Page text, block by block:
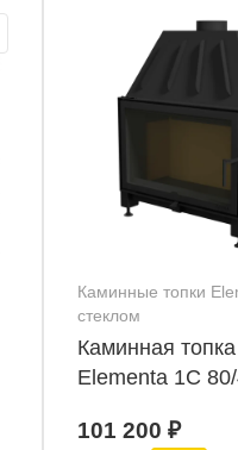
Каминные топки
стеклом
Каминная топка
Elementa 1С
101 200 ₽